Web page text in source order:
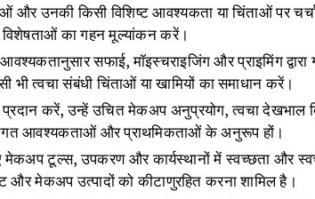
उनकी किसी विशिष्ट आवश्यकता या चिंताओं पर
का गहन मूल्यांकन करें।
सफाई, मॉइस्चराइजिंग और प्राइमिंग
त्वचा संबंधी चिंताओं या खामियों का समाधान करें।
करें, उन्हें उचित मेकअप अनुप्रयोग, त्वचा देखभाल
आवश्यकताओं और प्राथमिकताओं के अनुरूप हों।
मेकअप टूल्स, उपकरण और कार्यस्थानों में स्वच्छता और
मेकअप उत्पादों को कीटाणुरहित करना शामिल है।